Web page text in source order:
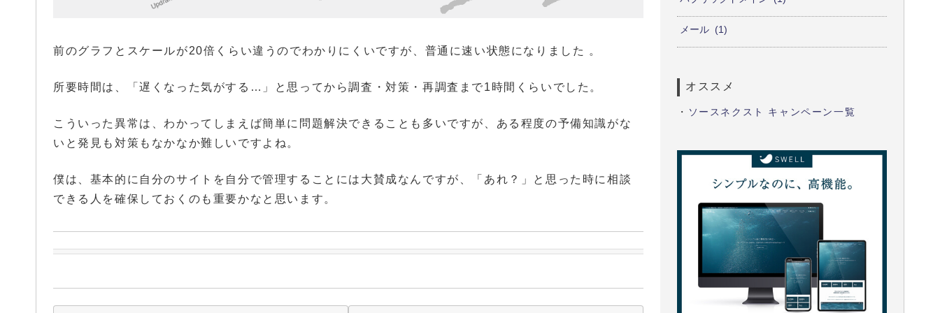
前のグラフとスケールが20倍くらい違うのでわかりにくいですが、普通に速い状態になりました 。
所要時間は、「遅くなった気がする…」と思ってから調査・対策・再調査まで1時間くらいでした。
こういった異常は、わかってしまえば簡単に問題解決できることも多いですが、ある程度の予備知識がな
いと発見も対策もなかなか難しいですよね。
僕は、基本的に自分のサイトを自分で管理することには大賛成なんですが、「あれ？」と思った時に相談
できる人を確保しておくのも重要かなと思います。
メール 1
オススメ
・ ソースネクスト キャンペーン一覧